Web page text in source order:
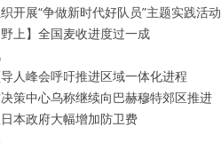
开展“争做新时代好队员”主题实践活动
野上】全国麦收进度过一成
人峰会呼吁推进区域一体化进程
策中心乌称继续向巴赫穆特郊区推进
本政府大幅增加防卫费